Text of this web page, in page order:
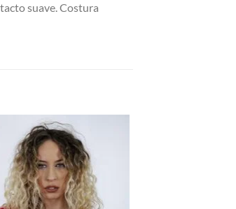
suave. Costura